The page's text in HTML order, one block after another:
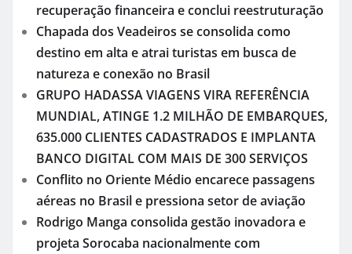
recuperação financeira e conclui reestruturação
Chapada dos Veadeiros se consolida como
destino em alta e atrai turistas em busca de
natureza e conexão no Brasil
GRUPO HADASSA VIAGENS VIRA REFERÊNCIA
MUNDIAL, ATINGE 1.2 MILHÃO DE EMBARQUES,
635.000 CLIENTES CADASTRADOS E IMPLANTA
BANCO DIGITAL COM MAIS DE 300 SERVIÇOS
Conflito no Oriente Médio encarece passagens
aéreas no Brasil e pressiona setor de aviação
Rodrigo Manga consolida gestão inovadora e
projeta Sorocaba nacionalmente com